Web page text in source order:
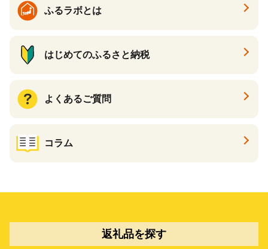
ふるラボとは
はじめてのふるさと納税
よくあるご質問
コラム
返礼品を探す